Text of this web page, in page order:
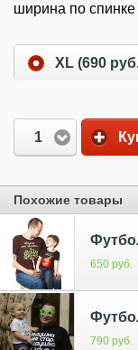
ширина по
XL (690
1
Похожие товары
650 руб.
790 руб.